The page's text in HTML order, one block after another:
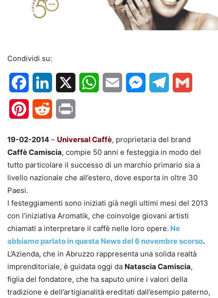
Condividi su:
FacebookLinkedIn WhatsApp
Email MessengerTelegram
PinterestReddit
19-02-2014 – Universal Caffè, proprietaria del brand
Caffè Camiscia, compie 50 anni e festeggia in modo del
tutto particolare il successo di un marchio primario sia a
livello nazionale che all’estero, dove esporta in oltre 30
Paesi.
I festeggiamenti sono iniziati già negli ultimi mesi del 2013
con l’iniziativa Aromatik, che coinvolge giovani artisti
chiamati a interpretare il caffè nelle loro opere. Ne
abbiamo parlato in questa News del 6 novembre scorso.
L’Azienda, che in Abruzzo rappresenta una solida realtà
imprenditoriale, è guidata oggi da Natascia Camiscia,
figlia del fondatore, che ha saputo unire i valori della
tradizione e dell’artigianalità ereditati dall’esempio paterno,